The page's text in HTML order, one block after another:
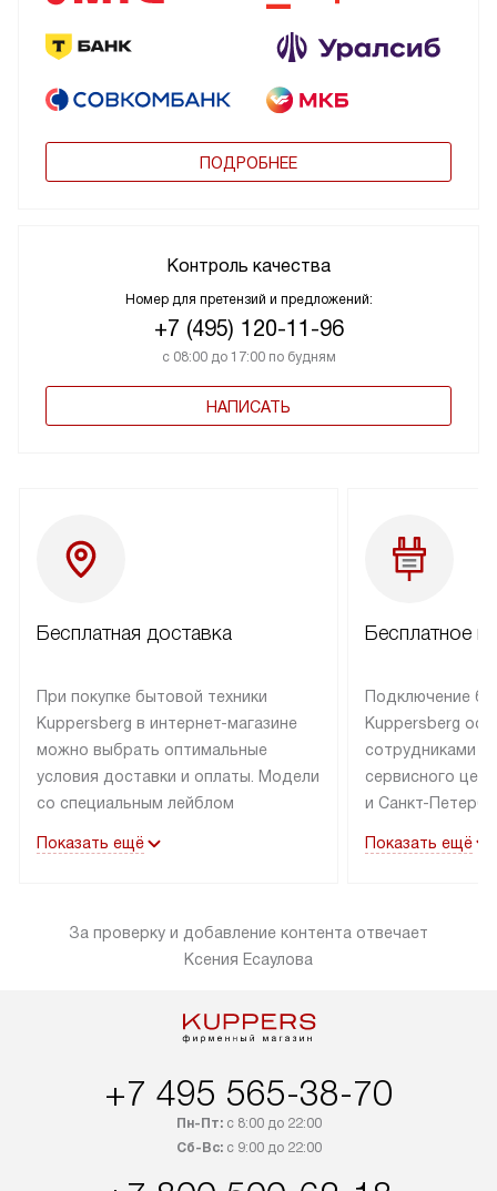
ПОДРОБНЕЕ
Контроль качества
Номер для претензий и предложений:
+7 (495) 120-11-96
с 08:00 до 17:00 по будням
НАПИСАТЬ
Бесплатная доставка
При покупке бытовой техники
Kuppersberg в интернет-магазине
можно выбрать оптимальные
условия доставки и оплаты. Модели
со специальным лейблом
в пределах МКАД до подъезда,
«в наличии» может быть отправлен
покупателю в течение трех дней.
и другие регионы осуществляется
через транспортную компанию.
компания бесплатно доставит ваш
заказ до представительства
транспортной компании в Москве.
Показать ещё
Бесплатное
Подключение
Kuppersberg
сотрудниками
сервисного
и Санкт-
подключается к
за пределы
от категории
Показать ещё
За проверку и добавление контента отвечает
Ксения Есаулова
+7 495 565-38-70
Пн-Пт:с 8:00 до 22:00
Сб-Вс:с 9:00 до 22:00